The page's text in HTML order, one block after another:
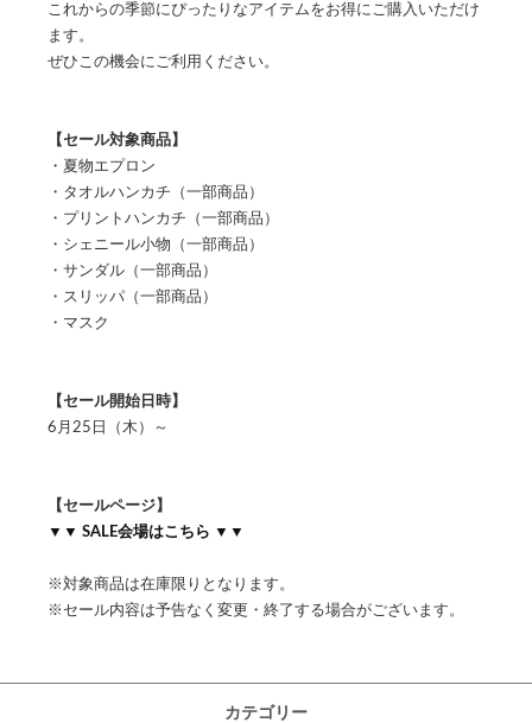
これからの季節にぴったりなアイテムをお得にご購入いただけ
ます。
ぜひこの機会にご利用ください。
【セール対象商品】
・夏物エプロン
・タオルハンカチ（一部商品）
・プリントハンカチ（一部商品）
・シェニール小物（一部商品）
・サンダル（一部商品）
・スリッパ（一部商品）
・マスク
【セール開始日時】
6月25日（木）～
【セールページ】
▼▼ SALE会場はこちら ▼▼
※対象商品は在庫限りとなります。
※セール内容は予告なく変更・終了する場合がございます。
カテゴリー